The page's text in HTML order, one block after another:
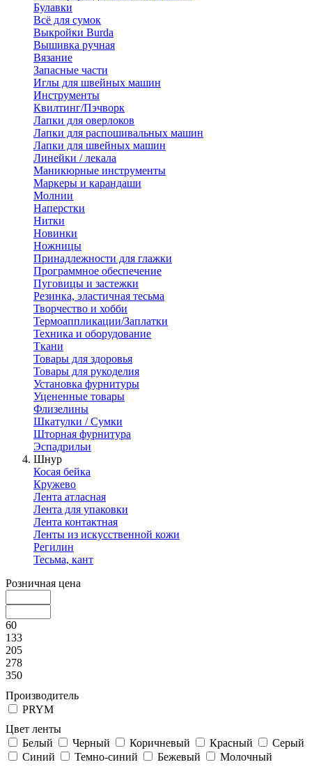
Булавки
Всё для сумок
Выкройки Burda
Вышивка ручная
Вязание
Запасные части
Иглы для швейных машин
Инструменты
Квилтинг/Пэчворк
Лапки для оверлоков
Лапки для распошивальных машин
Лапки для швейных машин
Линейки / лекала
Маникюрные инструменты
Маркеры и карандаши
Молнии
Наперстки
Нитки
Новинки
Ножницы
Принадлежности для глажки
Программное обеспечение
Пуговицы и застежки
Резинка, эластичная тесьма
Творчество и хобби
Термоаппликации/Заплатки
Техника и оборудование
Ткани
Товары для здоровья
Товары для рукоделия
Установка фурнитуры
Уцененные товары
Флизелины
Шкатулки / Сумки
Шторная фурнитура
Эспадрильи
Шнур
Косая бейка
Кружево
Лента атласная
Лента для упаковки
Лента контактная
Ленты из искусственной кожи
Регилин
Тесьма, кант
Розничная цена
60
133
205
278
350
Производитель
PRYM
Цвет ленты
Белый
Черный Коричневый Красный
Серый
Синий
Темно-синий Бежевый
Молочный